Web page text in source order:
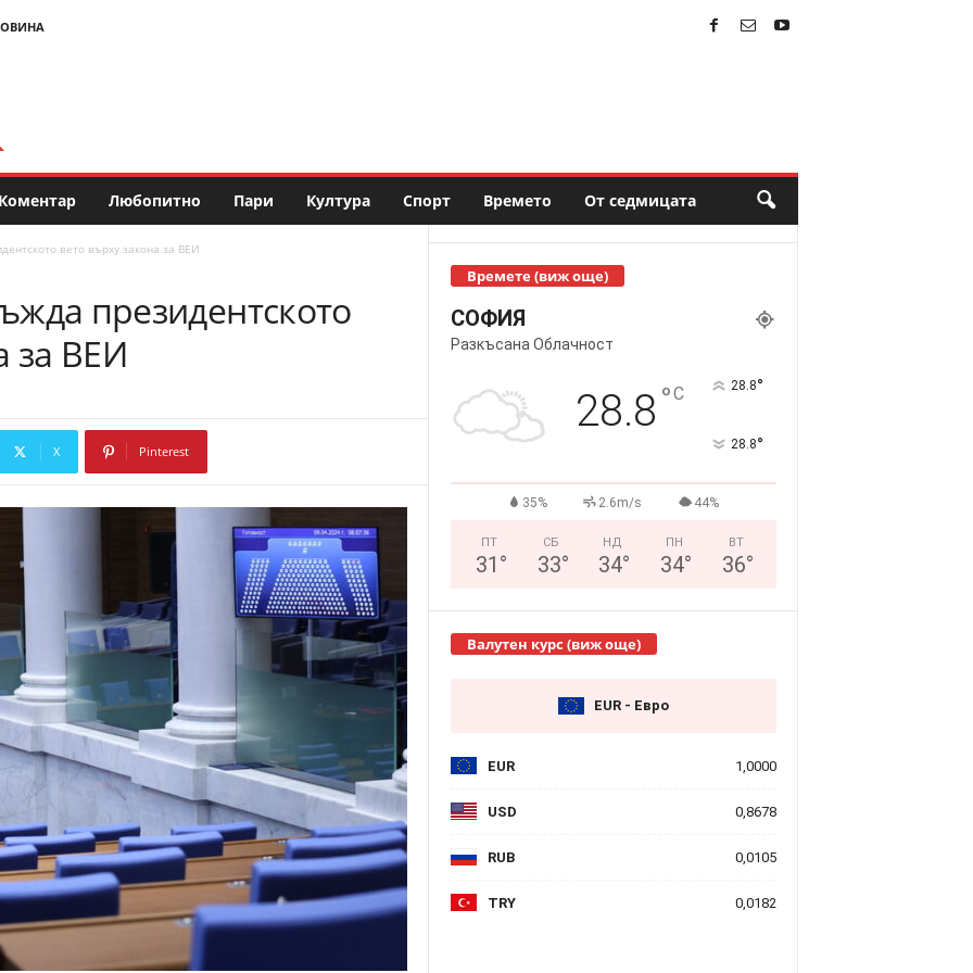
Коментар Любопитно Пари Култура Спорт Времето От седмицата
вето върху закона за ВЕИ
президентското
за ВЕИ
X Pinterest
Времете (виж още)
СОФИЯ
Разкъсана Облачност
28.8 °C 28.8°
28.8°
35% 2.6m/s 44%
ПТ
31 °
СБ
33°
НД
34°
ПН
34°
ВТ
36°
Валутен курс (виж още)
EUR - Евро
EUR 1,0000
USD 0,8678
RUB 0,0105
TRY 0,0182